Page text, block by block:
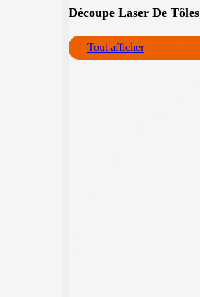
Découpe Laser De Tôles
Tout afficher